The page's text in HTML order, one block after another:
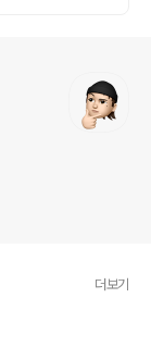
더보기